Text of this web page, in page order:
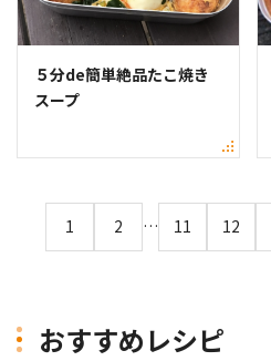
５分de簡単絶品たこ焼き
スープ
1 2 … 11 12
おすすめレシピ